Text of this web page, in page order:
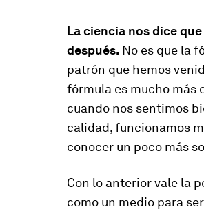
La ciencia nos dice
después. No es que la
patrón que hemos
fórmula es mucho más
cuando nos sentimos
calidad, funcionamos
conocer un poco más
Con lo anterior vale la
como un medio para